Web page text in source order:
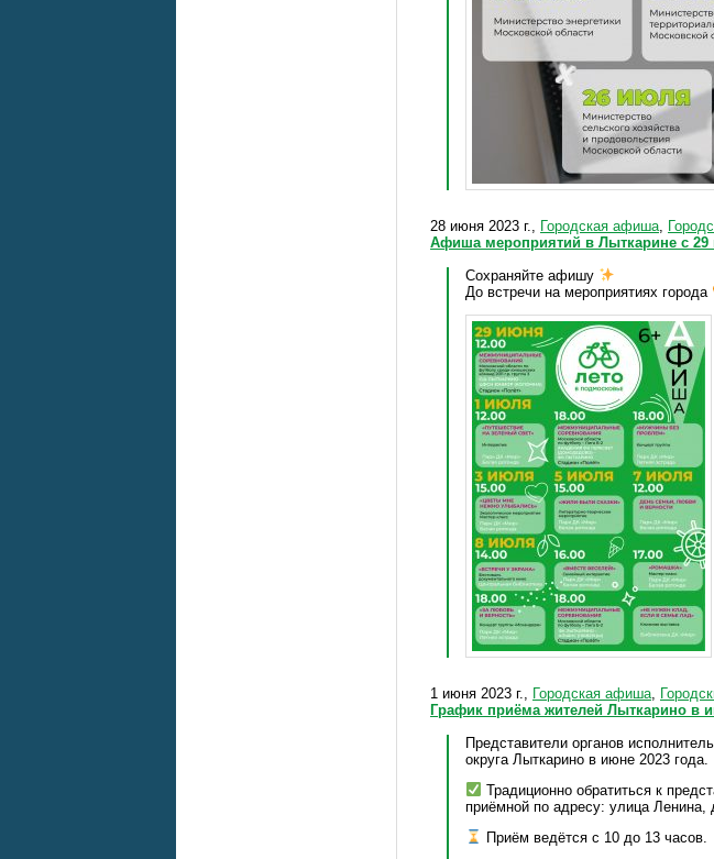
28 июня 2023 г., Городская афиша,
Афиша мероприятий в Лыткарине с
Сохраняйте афишу
До встречи на мероприятиях города
1 июня 2023 г., Городская афиша,
График приёма жителей Лыткарино в
Представители органов
округа Лыткарино в июне 2023 года.
Традиционно обратиться к
приёмной по адресу: улица
Приём ведётся с 10 до 13 часов.